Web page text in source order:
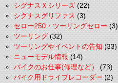
シグナスＸシリーズ(22)
シグナスグリファス(3)
セロー250・ツーリングセロー(3)
ツーリング(32)
ツーリングやイベントの告知(33)
ニューモデル情報(14)
バイクのお仕事(修理など）(73)
バイク用ドライブレコーダー(2)